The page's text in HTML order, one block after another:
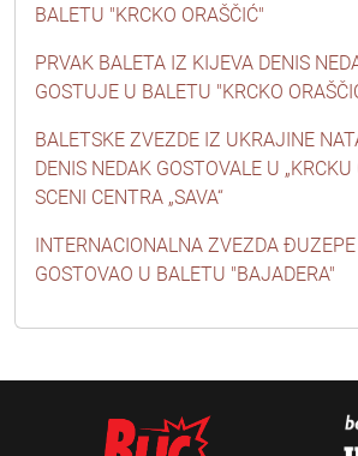
BALETU "KRCKO ORAŠČIĆ"
PRVAK BALETA IZ KIJEVA DENIS
GOSTUJE U BALETU "KRCKO
BALETSKE ZVEZDE IZ UKRAJINE
DENIS NEDAK GOSTOVALE U „KRCKU
SCENI CENTRA „SAVA“
INTERNACIONALNA ZVEZDA
GOSTOVAO U BALETU "BAJADERA"